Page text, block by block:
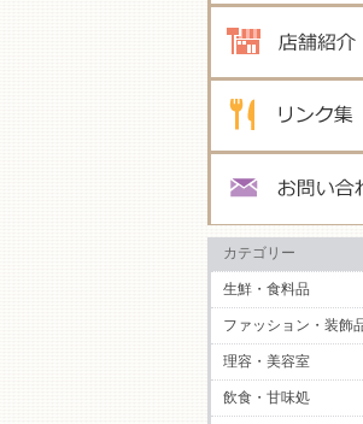
カテゴリー
生鮮・食料品
ファッション・装飾
理容・美容室
飲食・甘味処